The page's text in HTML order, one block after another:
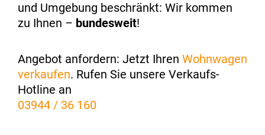
und Umgebung beschränkt: Wir kommen
zu Ihnen – bundesweit!
Angebot anfordern: Jetzt Ihren Wohnwagen
verkaufen. Rufen Sie unsere Verkaufs-
Hotline an
03944 / 36 160